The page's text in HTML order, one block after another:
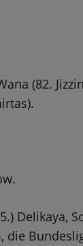
(82.
Delikaya,
die